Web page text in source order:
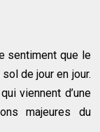
sentiment que le
de jour en jour.
viennent d’une
majeures du